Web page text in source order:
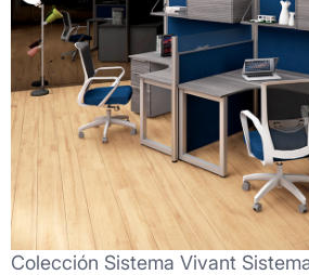
Colección Sistema Vivant